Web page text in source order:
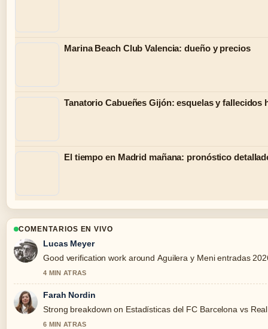
Marina Beach Club Valencia: dueño y precios
Tanatorio Cabueñes Gijón: esquelas y fallecidos
El tiempo en Madrid mañana: pronóstico
COMENTARIOS EN VIVO
Lucas Meyer
Good verification work around Aguilera y Meni entradas
4 MIN ATRAS
Farah Nordin
Strong breakdown on Estadísticas del FC Barcelona vs
6 MIN ATRAS